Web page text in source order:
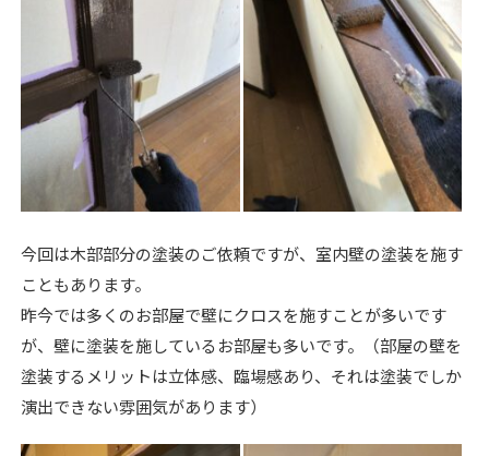
今回は木部部分の塗装のご依頼ですが、室内壁の塗装を施す
こともあります。
昨今では多くのお部屋で壁にクロスを施すことが多いです
が、壁に塗装を施しているお部屋も多いです。（部屋の壁を
塗装するメリットは立体感、臨場感あり、それは塗装でしか
演出できない雰囲気があります）